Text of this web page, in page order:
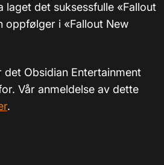
laget det suksessfulle «Fallout
oppfølger i «Fallout New
Obsidian Entertainment
Vår anmeldelse av dette
.